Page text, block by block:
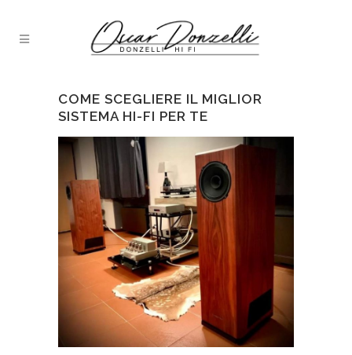
COME SCEGLIERE IL MIGLIOR
SISTEMA HI-FI PER TE